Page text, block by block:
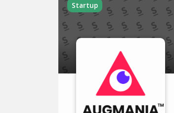
Startup